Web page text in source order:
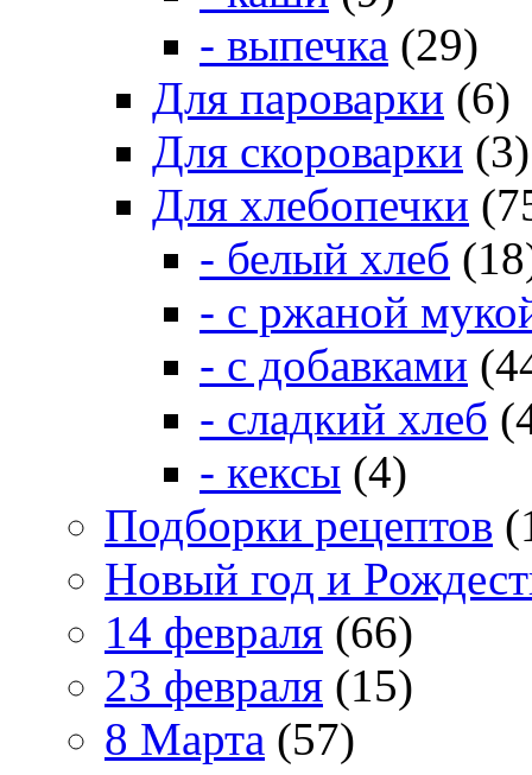
- выпечка (29)
Для пароварки (6)
Для скороварки (3)
Для хлебопечки
- белый хлеб
- с ржаной
- с добавками
- сладкий хлеб
- кексы (4)
Подборки рецептов
Новый год и
14 февраля (66)
23 февраля (15)
8 Марта (57)